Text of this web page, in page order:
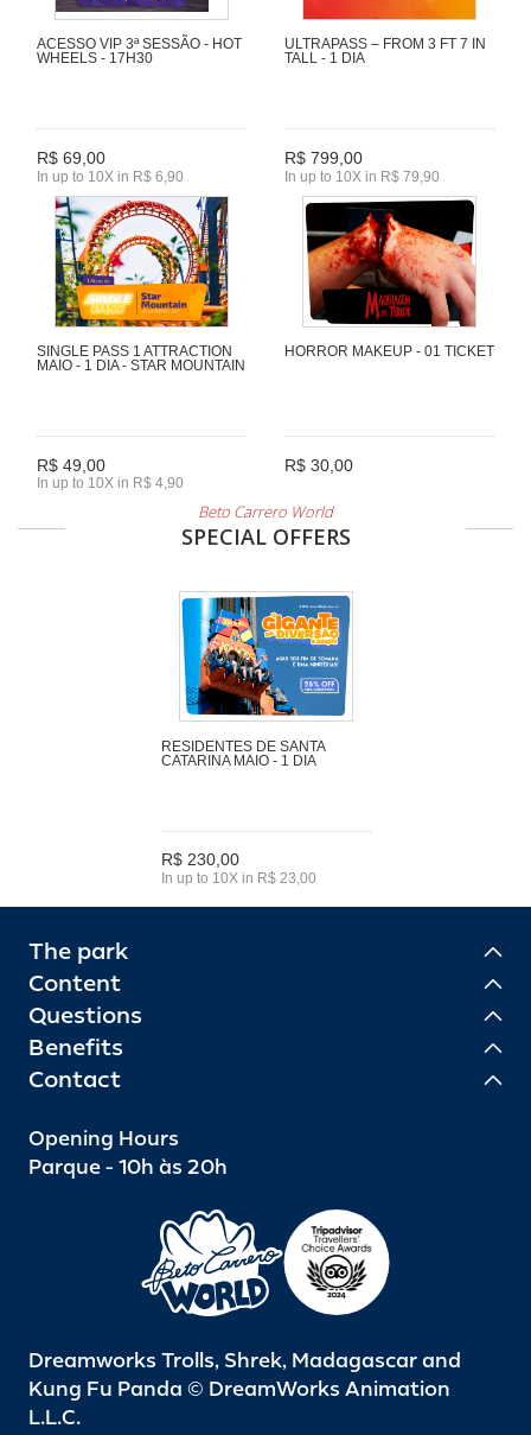
ACESSO VIP 3ª SESSÃO - HOT
WHEELS - 17H30
R$ 69,00
In up to 10X in R$ 6,90
ULTRAPASS – FROM 3 FT 7 IN
TALL - 1 DIA
R$ 799,00
In up to 10X in R$ 79,90
SINGLE PASS 1 ATTRACTION
MAIO - 1 DIA - STAR MOUNTAIN
R$ 49,00
In up to 10X in R$ 4,90
HORROR MAKEUP - 01 TICKET
R$ 30,00
Beto Carrero World
SPECIAL OFFERS
RESIDENTES DE SANTA
CATARINA MAIO - 1 DIA
R$ 230,00
In up to 10X in R$ 23,00
The park
Content
Questions
Benefits
Contact
Opening Hours
Parque - 10h às 20h
Dreamworks Trolls, Shrek, Madagascar and
Kung Fu Panda © DreamWorks Animation
L.L.C.